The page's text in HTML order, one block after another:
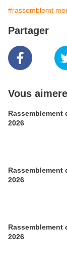
#rassemblemt
Partager
Vous
Rassemblement
2026
Rassemblement
2026
Rassemblement
2026